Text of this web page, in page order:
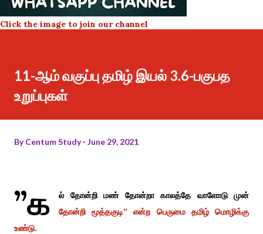
Click the image to join our channel
11-ஆம் வகுப்பு தமிழ் இயல் 3.6-பகுபத
உறுப்புகள்
ByCentum Study June 29, 2021
”க
ல் தோன்றி மண் தோன்றா காலத்தே வாளோடு முன்
தோன்றி மூத்தகுடி” என்ற பெருமை தமிழ் மொழிக்கு
உண்டு.